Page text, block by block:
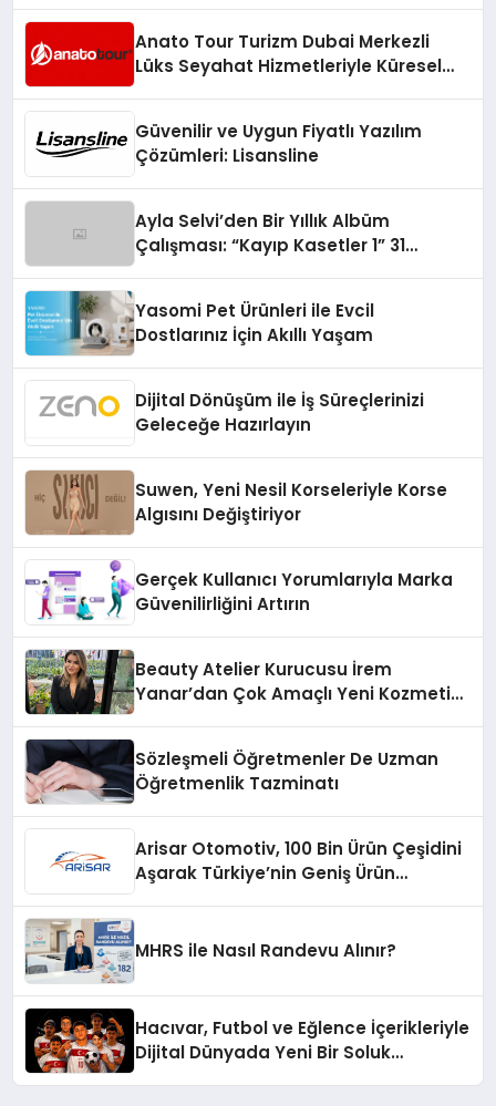
Anato Tour Turizm Dubai Merkezli
Lüks Seyahat Hizmetleriyle Küresel
Güvenilir ve Uygun Fiyatlı Yazılım
Çözümleri: Lisansline
Ayla Selvi’den Bir Yıllık Albüm
Çalışması: “Kayıp Kasetler 1” 31
Yasomi Pet Ürünleri ile Evcil
Dostlarınız İçin Akıllı Yaşam
Dijital Dönüşüm ile İş Süreçlerinizi
Geleceğe Hazırlayın
Suwen, Yeni Nesil Korseleriyle Korse
Algısını Değiştiriyor
Gerçek Kullanıcı Yorumlarıyla Marka
Güvenilirliğini Artırın
Beauty Atelier Kurucusu İrem
Yanar’dan Çok Amaçlı Yeni Kozmetik
Sözleşmeli Öğretmenler De Uzman
Öğretmenlik Tazminatı
Arisar Otomotiv, 100 Bin Ürün Çeşidini
Aşarak Türkiye’nin Geniş Ürün
MHRS ile Nasıl Randevu Alınır?
Hacıvar, Futbol ve Eğlence İçerikleriyle
Dijital Dünyada Yeni Bir Soluk